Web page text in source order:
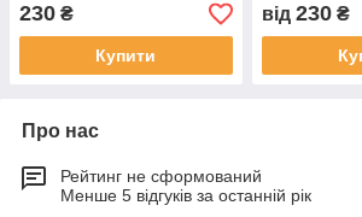
230 ₴
Купити
від 230₴
Про нас
Рейтинг не сформований
Менше 5 відгуків за останній рік